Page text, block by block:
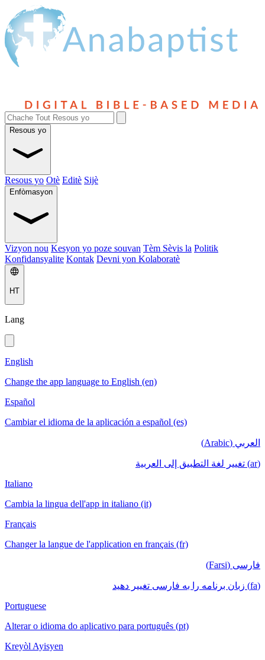
Resous yo
Resous yo Otè Editè Sijè
Enfòmasyon
Vizyon nou Kesyon yo poze souvan Tèm Sèvis la Politik
Konfidansyalite Kontak Devni yon Kolaboratè
HT
Lang
English
Change the app language to English (en)
Español
Cambiar el idioma de la aplicación a español (es)
العربي (Arabic)
(ar) تغيير لغة التطبيق إلى العربية
Italiano
Cambia la lingua dell'app in italiano (it)
Français
Changer la langue de l'application en français (fr)
فارسی (Farsi)
(fa) زبان برنامه را به فارسی تغییر دهید
Portuguese
Alterar o idioma do aplicativo para português (pt)
Kreyòl Ayisyen